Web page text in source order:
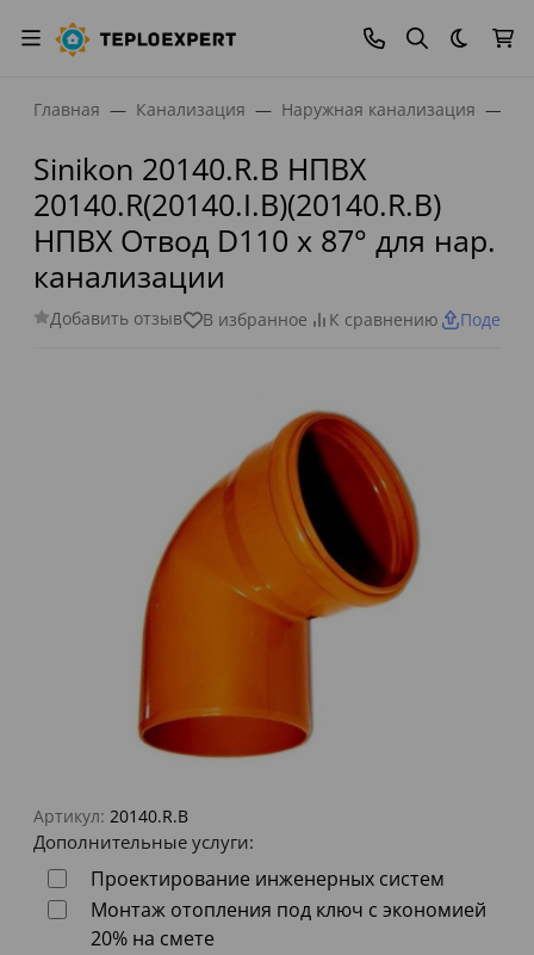
Темная
Главная Канализация Наружная канализация
Sinikon 20140.R.B НПВХ
20140.R(20140.I.B)(20140.R.B)
НПВХ Отвод D110 x 87° для нар.
канализации
Добавить отзыв В избранное К сравнению
Артикул: 20140.R.B
Дополнительные услуги:
Проектирование инженерных систем
Монтаж отопления под ключ с экономией
20% на смете